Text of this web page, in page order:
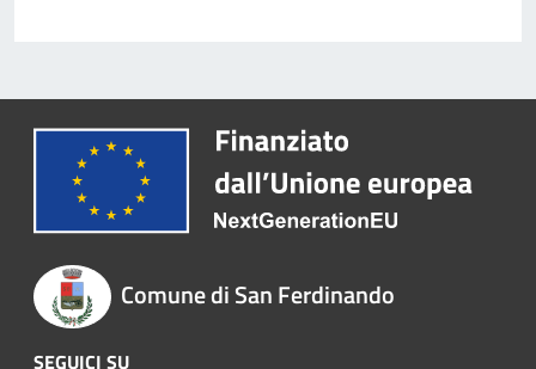
Comune di San Ferdinando
SEGUICI SU